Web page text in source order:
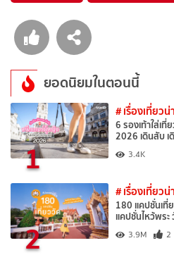
ยอดนิยมในตอนนี้
1
# เรื่องเที่ยวน่
6 รองเท้าใส่เ
2026 เดินสับ เ
3.4K
2
# เรื่องเที่ยวน่
180 แคปชั่นเที่
แคปชั่นไหว้พระ
3.9M 2